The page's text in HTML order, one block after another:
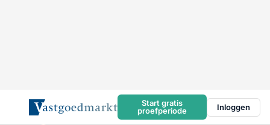
Start gratis
proefperiode
Inloggen